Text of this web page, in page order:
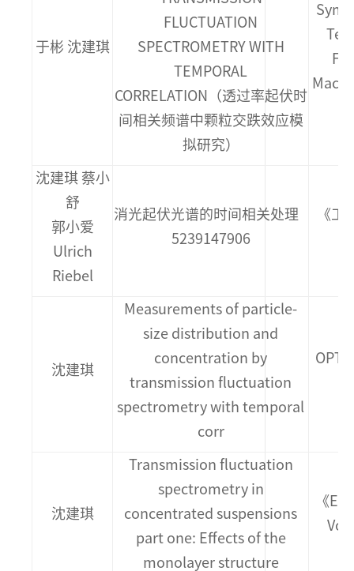
于彬 沈建琪
FLUCTUATION
SPECTROMETRY WITH
TEMPORAL
CORRELATION（透过率起伏时
间相关频谱中颗粒交跌效应模
拟研究）
沈建琪 蔡小
舒
郭小爱
Ulrich
Riebel
消光起伏光谱的时间相关处理
5239147906
《工
沈建琪
Measurements of particle-
size distribution and
concentration by
transmission fluctuation
spectrometry with temporal
corr
沈建琪
Transmission fluctuation
spectrometry in
concentrated suspensions
part one: Effects of the
monolayer structure
《